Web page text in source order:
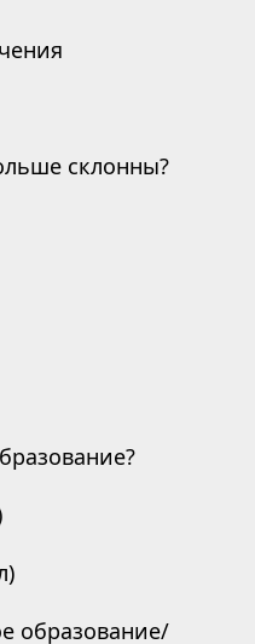
склонны?
образование/